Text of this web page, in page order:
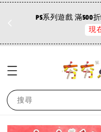
PS系列遊戲 滿500
現
搜尋